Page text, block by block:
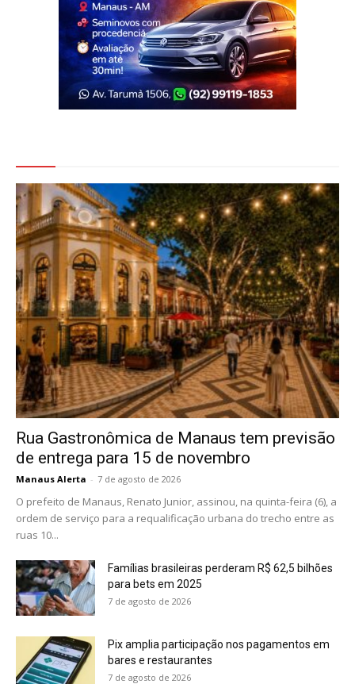
Rua Gastronômica de Manaus tem previsão
de entrega para 15 de novembro
Manaus Alerta - 7 de agosto de 2026
O prefeito de Manaus, Renato Junior, assinou, na quinta-feira (6), a
ordem de serviço para a requalificação urbana do trecho entre as
ruas 10...
Famílias brasileiras perderam R$ 62,5 bilhões
para bets em 2025
7 de agosto de 2026
Pix amplia participação nos pagamentos em
bares e restaurantes
7 de agosto de 2026